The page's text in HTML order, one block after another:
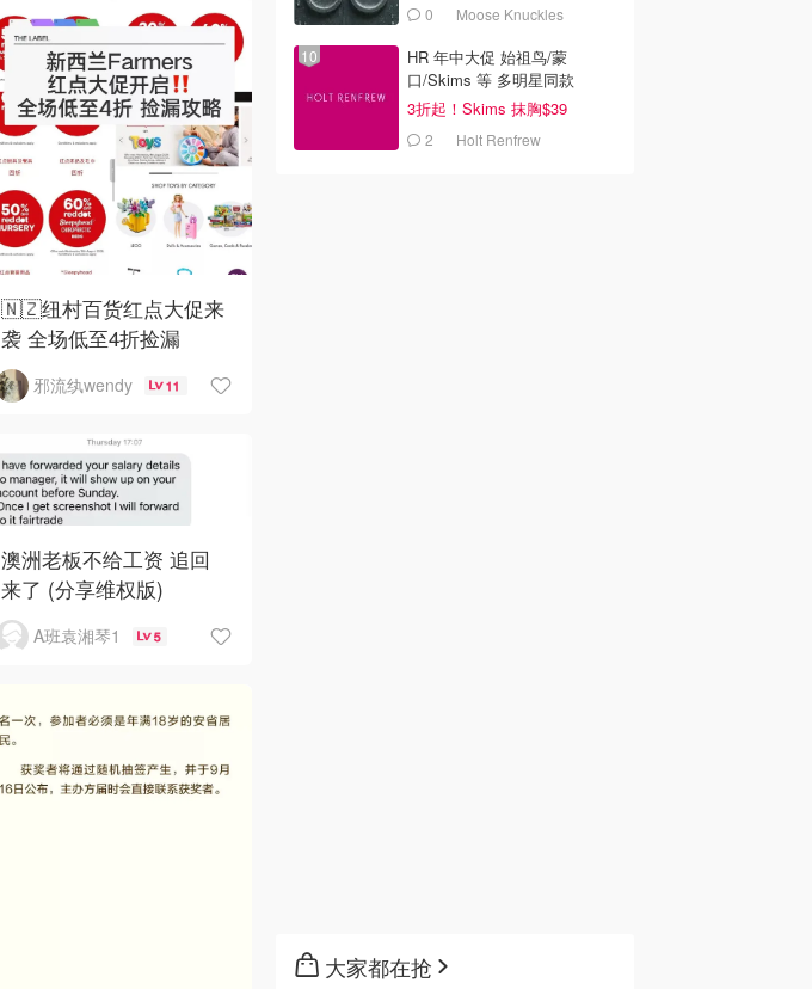
🇳🇿纽村百货红点大促来
袭 全场低至4折捡漏
邪流纨wendy 11
澳洲老板不给工资 追回
来了 (分享维权版)
A班袁湘琴1 5
0 Moose Knuckles
HR 年中大促 始祖鸟/蒙
口/Skims 等 多明星同款
3折起！Skims 抹胸$39
2 Holt Renfrew
大家都在抢